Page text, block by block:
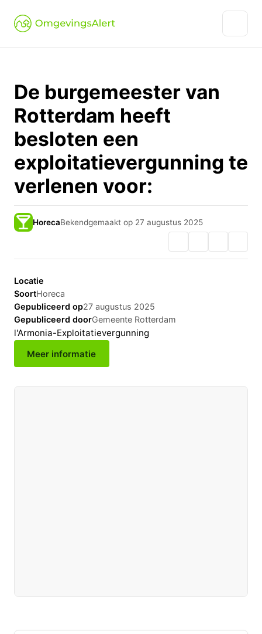
De burgemeester van
Rotterdam heeft
besloten een
exploitatievergunning te
verlenen voor:
HorecaBekendgemaakt op 27 augustus 2025
Locatie
SoortHoreca
Gepubliceerd op27 augustus 2025
Gepubliceerd doorGemeente Rotterdam
l'Armonia-Exploitatievergunning
Meer informatie